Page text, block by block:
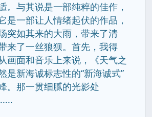
。与其说是一部纯粹的佳作，
是一部让人情绪起伏的作品，
突如其来的大雨，带来了清
来了一丝狼狈。首先，我得
画面和音乐上来说，《天气之
是新海诚标志性的“新海诚式”
。那一贯细腻的光影处